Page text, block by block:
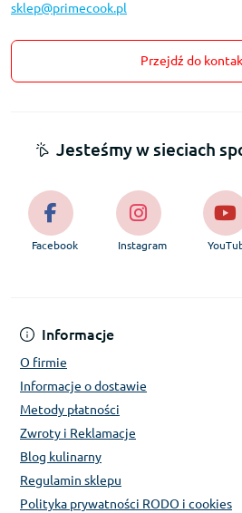
sklep@primecook.pl
Przejdź do
Informacje
O firmie
Informacje o dostawie
Metody płatności
Zwroty i Reklamacje
Blog kulinarny
Regulamin sklepu
Polityka prywatności RODO i cookies
Jesteśmy w sieciach
Facebook Instagram